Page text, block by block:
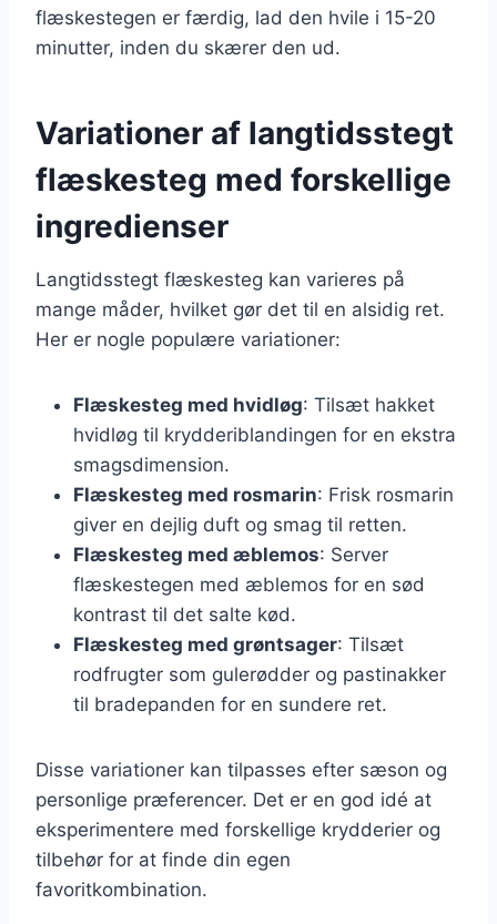
flæskestegen er færdig, lad den hvile i 15-20
minutter, inden du skærer den ud.
Variationer af langtidsstegt
flæskesteg med forskellige
ingredienser
Langtidsstegt flæskesteg kan varieres på
mange måder, hvilket gør det til en alsidig ret.
Her er nogle populære variationer:
Flæskesteg med hvidløg: Tilsæt hakket
hvidløg til krydderiblandingen for en ekstra
smagsdimension.
Flæskesteg med rosmarin: Frisk rosmarin
giver en dejlig duft og smag til retten.
Flæskesteg med æblemos: Server
flæskestegen med æblemos for en sød
kontrast til det salte kød.
Flæskesteg med grøntsager: Tilsæt
rodfrugter som gulerødder og pastinakker
til bradepanden for en sundere ret.
Disse variationer kan tilpasses efter sæson og
personlige præferencer. Det er en god idé at
eksperimentere med forskellige krydderier og
tilbehør for at finde din egen
favoritkombination.